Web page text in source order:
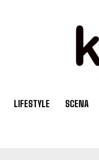
LIFESTYLE SCENA